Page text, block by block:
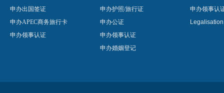
申办出国签证
申办APEC商务旅行卡
申办领事认证
申办护照/旅行证
申办公证
申办领事认证
申办婚姻登记
申办领事认